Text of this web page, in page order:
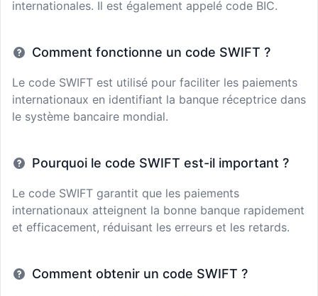
internationales. Il est également appelé code BIC.
Comment fonctionne un code SWIFT ?
Le code SWIFT est utilisé pour faciliter les paiements
internationaux en identifiant la banque réceptrice dans
le système bancaire mondial.
Pourquoi le code SWIFT est-il important ?
Le code SWIFT garantit que les paiements
internationaux atteignent la bonne banque rapidement
et efficacement, réduisant les erreurs et les retards.
Comment obtenir un code SWIFT ?